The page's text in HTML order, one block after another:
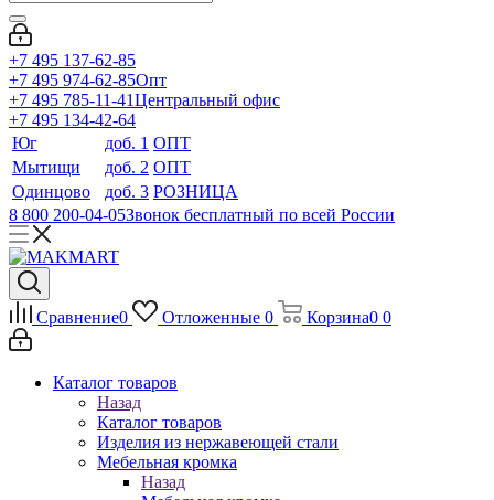
+7 495 137-62-85
+7 495 974-62-85Опт
+7 495 785-11-41Центральный офис
+7 495 134-42-64
Юг
доб. 1 ОПТ
Мытищи
доб. 2 ОПТ
Одинцово
доб. 3 РОЗНИЦА
8 800 200-04-05Звонок бесплатный по всей России
Сравнение0 Отложенные 0 Корзина0 0
Каталог товаров
Назад
Каталог товаров
Изделия из нержавеющей стали
Мебельная кромка
Назад